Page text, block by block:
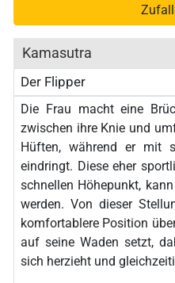
Kamasutra
Der Flipper
Die Frau macht eine
zwischen ihre Knie und
Hüften, während er mit
eindringt. Diese eher
schnellen Höhepunkt,
werden. Von dieser
komfortablere Position
auf seine Waden setzt,
sich herzieht und